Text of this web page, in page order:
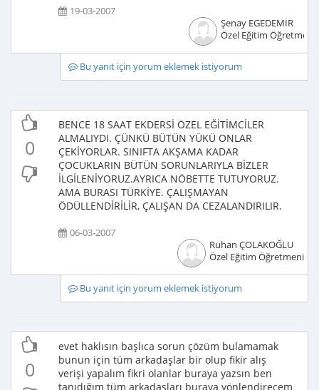
19-03-2007
Şenay EGEDEMİR
Özel Eğitim Öğretmeni
Bu yanıt için yorum eklemek istiyorum
0
BENCE 18 SAAT EKDERSİ ÖZEL EĞİTİMCİLER
ALMALIYDI. ÇÜNKÜ BÜTÜN YÜKÜ ONLAR
ÇEKİYORLAR. SINIFTA AKŞAMA KADAR
ÇOCUKLARIN BÜTÜN SORUNLARIYLA BİZLER
İLGİLENİYORUZ.AYRICA NÖBETTE TUTUYORUZ.
AMA BURASI TÜRKİYE. ÇALIŞMAYAN
ÖDÜLLENDİRİLİR, ÇALIŞAN DA CEZALANDIRILIR.
06-03-2007
Ruhan ÇOLAKOĞLU
Özel Eğitim Öğretmeni
Bu yanıt için yorum eklemek istiyorum
0
evet haklısın başlıca sorun çözüm bulamamak
bunun için tüm arkadaşlar bir olup fikir alış
verişi yapalım fikri olanlar buraya yazsın ben
tanıdığım tüm arkadaşları buraya yönlendirecem